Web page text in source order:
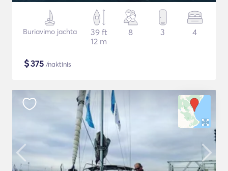
Buriavimo jachta
39 ft
12 m
8 3 4
$375 /naktinis